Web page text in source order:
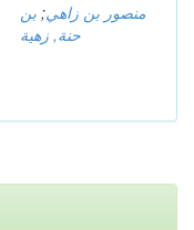
منصور بن زاهي; بن
حنة, زهية